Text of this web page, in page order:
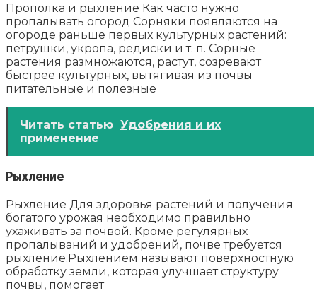
Прополка и рыхление Как часто нужно
пропалывать огород Сорняки появляются на
огороде раньше первых культурных растений:
петрушки, укропа, редиски и т. п. Сорные
растения размножаются, растут, созревают
быстрее культурных, вытягивая из почвы
питательные и полезные
Читать статью Удобрения и их
применение
Рыхление
Рыхление Для здоровья растений и получения
богатого урожая необходимо правильно
ухаживать за почвой. Кроме регулярных
пропалываний и удобрений, почве требуется
рыхление.Рыхлением называют поверхностную
обработку земли, которая улучшает структуру
почвы, помогает